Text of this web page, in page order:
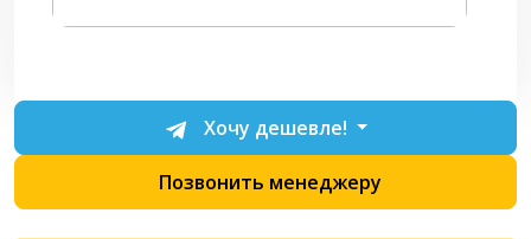
Хочу дешевле!
Позвонить менеджеру